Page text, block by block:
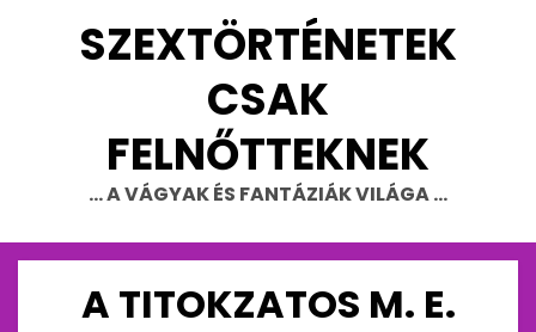
SZEXTÖRTÉNETEK
CSAK
FELNŐTTEKNEK
… A VÁGYAK ÉS FANTÁZIÁK VILÁGA …
A TITOKZATOS M. E.